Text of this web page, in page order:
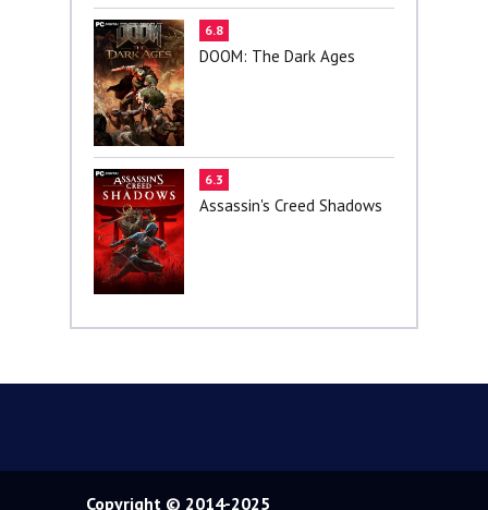
6.8
DOOM: The Dark Ages
6.3
Assassin's Creed Shadows
Copyright © 2014-2025